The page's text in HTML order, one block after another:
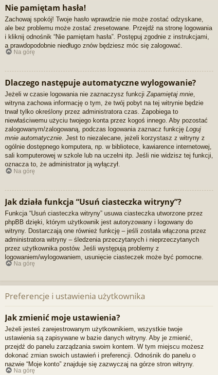
Nie pamiętam hasła!
Zachowaj spokój! Twoje hasło wprawdzie nie może zostać odzyskane,
ale bez problemu może zostać zresetowane. Przejdź na stronę logowania
i kliknij odnośnik “Nie pamiętam hasła”. Postępuj zgodnie z instrukcjami,
a prawdopodobnie niedługo znów będziesz móc się zalogować.
Na górę
Dlaczego następuje automatyczne wylogowanie?
Jeżeli w czasie logowania nie zaznaczysz funkcjiZapamiętaj mnie,
witryna zachowa informację o tym, że twój pobyt na tej witrynie będzie
trwał tylko określony przez administratora czas. Zapobiega to
niewłaściwemu użyciu twojego konta przez kogoś innego. Aby pozostać
zalogowanym/zalogowaną, podczas logowania zaznacz funkcję Loguj
mnie automatycznie. Jest to niezalecane, jeżeli korzystasz z witryny z
ogólnie dostępnego komputera, np. w bibliotece, kawiarence internetowej,
sali komputerowej w szkole lub na uczelni itp. Jeśli nie widzisz tej funkcji,
oznacza to, że administrator ją wyłączył.
Na górę
Jak działa funkcja “Usuń ciasteczka witryny”?
Funkcja “Usuń ciasteczka witryny” usuwa ciasteczka utworzone przez
phpBB dzięki, którym użytkownik jest autoryzowany i logowany do
witryny. Dostarczają one również funkcję – jeśli została włączona przez
administratora witryny – śledzenia przeczytanych i nieprzeczytanych
przez użytkownika postów. Jeśli występują problemy z
logowaniem/wylogowaniem, usunięcie ciasteczek może być pomocne.
Na górę
Preferencje i ustawienia użytkownika
Jak zmienić moje ustawienia?
Jeżeli jesteś zarejestrowanym użytkownikiem, wszystkie twoje
ustawienia są zapisywane w bazie danych witryny. Aby je zmienić,
przejdź do panelu zarządzania swoim kontem. W tym miejscu możesz
dokonać zmian swoich ustawień i preferencji. Odnośnik do panelu o
nazwie “Moje konto” znajduje się zazwyczaj na górze stron witryny.
Na górę